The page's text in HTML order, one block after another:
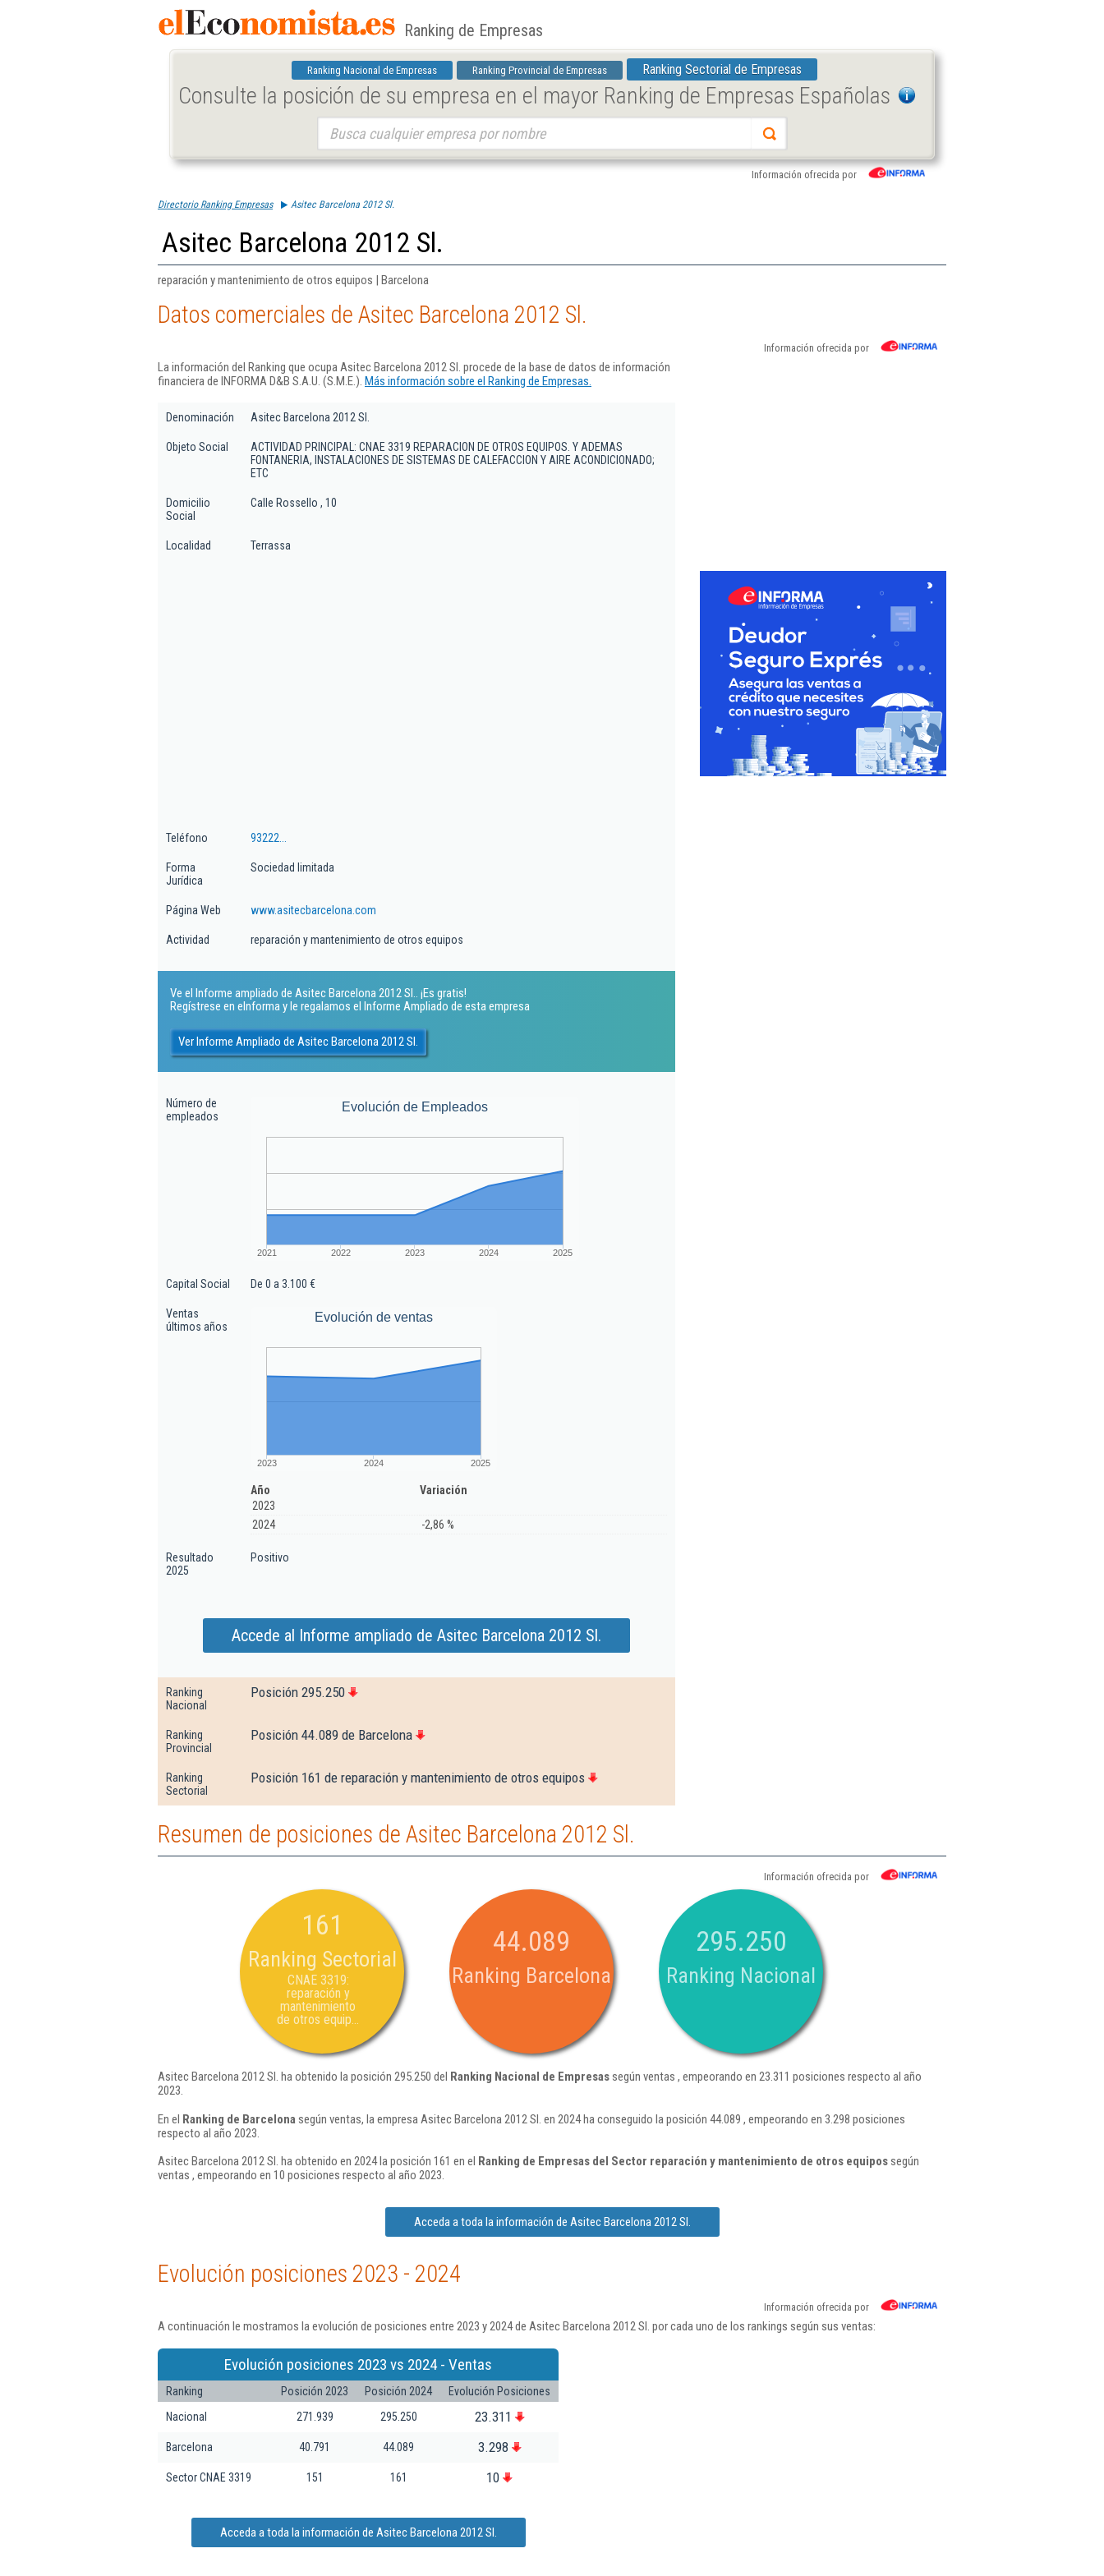
Ranking de Empresas
Ranking Nacional de Empresas Ranking Provincial de Empresas Ranking Sectorial de Empresas
Consulte la posición de su empresa en el mayor Ranking de Empresas Españolas
Información ofrecida por
Directorio Ranking Empresas Asitec Barcelona 2012 Sl.
Asitec Barcelona 2012 Sl.
reparación y mantenimiento de otros equipos | Barcelona
Datos comerciales de Asitec Barcelona 2012 Sl.
Información ofrecida por
La información del Ranking que ocupa Asitec Barcelona 2012 Sl. procede de la base de datos de información
financiera de INFORMA D&B S.A.U. (S.M.E.). Más información sobre el Ranking de Empresas.
Denominación Asitec Barcelona 2012 Sl.
Objeto Social
ACTIVIDAD PRINCIPAL: CNAE 3319 REPARACION DE OTROS EQUIPOS. Y ADEMAS
FONTANERIA, INSTALACIONES DE SISTEMAS DE CALEFACCION Y AIRE ACONDICIONADO;
ETC
Domicilio
Social
Calle Rossello , 10
Localidad Terrassa
Teléfono 93222...
Forma
Jurídica
Sociedad limitada
Página Web www.asitecbarcelona.com
Actividad reparación y mantenimiento de otros equipos
Ve el Informe ampliado de Asitec Barcelona 2012 Sl.. ¡Es gratis!
Regístrese en eInforma y le regalamos el Informe Ampliado de esta empresa
Ver Informe Ampliado de Asitec Barcelona 2012 Sl.
Número de
empleados
Evolución de Empleados
2021 2022 2023 2024 2025
Capital Social De 0 a 3.100 €
Ventas
últimos años
Evolución de ventas
2023 2024 2025
Año
Variación
2023
2024
-2,86 %
Resultado
2025
Positivo
Accede al Informe ampliado de Asitec Barcelona 2012 Sl.
Ranking
Nacional
Posición 295.250
Ranking
Provincial
Posición 44.089 de Barcelona
Ranking
Sectorial
Posición 161 de reparación y mantenimiento de otros equipos
Resumen de posiciones de Asitec Barcelona 2012 Sl.
Información ofrecida por
161
Ranking Sectorial
CNAE 3319:
reparación y
mantenimiento
de otros equip...
44.089
Ranking Barcelona
295.250
Ranking Nacional
Asitec Barcelona 2012 Sl. ha obtenido la posición 295.250 del Ranking Nacional de Empresassegún ventas , empeorando en 23.311 posiciones respecto al año
2023.
En el Ranking de Barcelona según ventas, la empresa Asitec Barcelona 2012 Sl. en 2024 ha conseguido la posición 44.089 , empeorando en 3.298 posiciones
respecto al año 2023.
Asitec Barcelona 2012 Sl. ha obtenido en 2024 la posición 161 en el Ranking de Empresas del Sector reparación y mantenimiento de otros equipossegún
ventas , empeorando en 10 posiciones respecto al año 2023.
Acceda a toda la información de Asitec Barcelona 2012 Sl.
Evolución posiciones 2023 - 2024
Información ofrecida por
A continuación le mostramos la evolución de posiciones entre 2023 y 2024 de Asitec Barcelona 2012 Sl. por cada uno de los rankings según sus ventas:
Evolución posiciones 2023 vs 2024 - Ventas
Ranking Posición 2023 Posición 2024
Evolución Posiciones
Nacional
271.939 295.250 23.311
Barcelona 40.791 44.089 3.298
Sector CNAE 3319 151 161 10
Acceda a toda la información de Asitec Barcelona 2012 Sl.